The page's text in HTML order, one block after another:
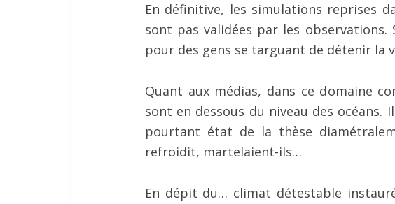
En définitive, les simulations reprises
sont pas validées par les observations.
pour des gens se targuant de détenir la
Quant aux médias, dans ce domaine
sont en dessous du niveau des océans.
pourtant état de la thèse
refroidit, martelaient-ils…
En dépit du… climat détestable